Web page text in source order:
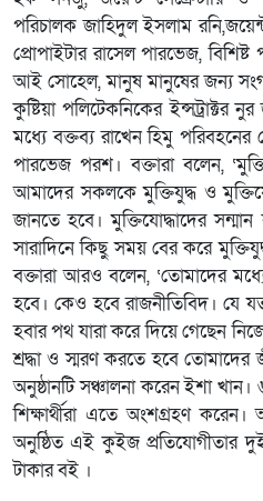
পরিচালক জাহিদুল ইসলাম
প্রোপাইটার রাসেল পারভেজ,
আই সোহেল, মানুষ মানুষের জন্য
কুষ্টিয়া পলিটেকনিকের ইন্সট্রাক্টর
মধ্যে বক্তব্য রাখেন হিমু
পারভেজ পরশ। বক্তারা বলেন,
আমাদের সকলকে মুক্তিযুদ্ধ ও
জানতে হবে। মুক্তিযোদ্ধাদের
সারাদিনে কিছু সময় বের করে
বক্তারা আরও বলেন, ‘তোমাদের
হবে। কেও হবে রাজনীতিবিদ। যে
হবার পথ যারা করে দিয়ে গেছেন
শ্রদ্ধা ও স্মরণ করতে হবে তোমাদের
অনুষ্ঠানটি সঞ্চালনা করেন ইশা খান।
শিক্ষার্থীরা এতে অংশগ্রহণ
অনুষ্ঠিত এই কুইজ প্রতিযোগীতার
টাকার বই ।